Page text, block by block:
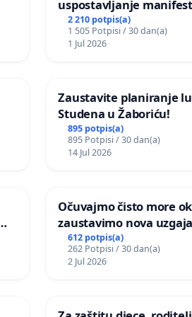
uspostavljanje
godišnje nagrade ili
javnog događaja „Edin
Sarajevu
2 210 potpis(a)
1 505 Potpisi / 30 dan(a)
1 Jul 2026
Zaustavite planiranje
Studena u Žaboriću!
895 potpis(a)
895 Potpisi / 30 dan(a)
14 Jul 2026
Očuvajmo čisto more
zaustavimo nova
612 potpis(a)
262 Potpisi / 30 dan(a)
2 Jul 2026